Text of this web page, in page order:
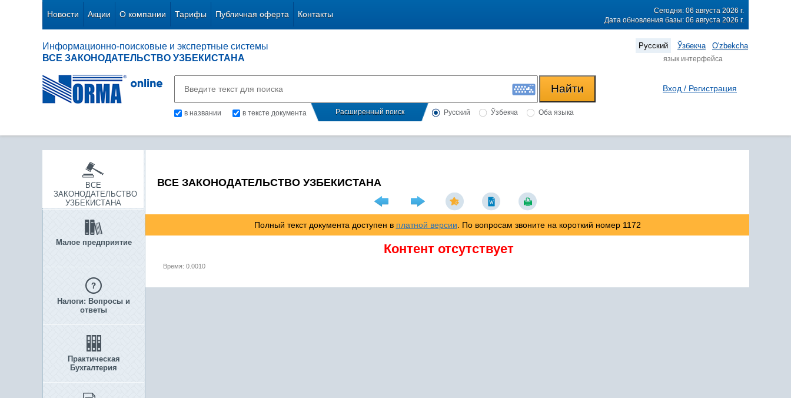
Новости Акции О компании Тарифы Публичная оферта Контакты
Сегодня: 06 августа 2026 г.
Дата обновления базы: 06 августа 2026 г.
Информационно-поисковые и экспертные системы
ВСЕ ЗАКОНОДАТЕЛЬСТВО УЗБЕКИСТАНА
Русский Ўзбекча O'zbekcha
язык интерфейса
в названии в тексте документа Расширенный поиск Русский Ўзбекча Оба языка
Вход / Регистрация
ВСЕ
ЗАКОНОДАТЕЛЬСТВО
УЗБЕКИСТАНА
Малое предприятие
Налоги: Вопросы и
ответы
Практическая
Бухгалтерия
ВСЕ ЗАКОНОДАТЕЛЬСТВО УЗБЕКИСТАНА
Полный текст документа доступен в платной версии . По вопросам звоните на короткий номер 1172
Контент отсутствует
Время: 0.0010